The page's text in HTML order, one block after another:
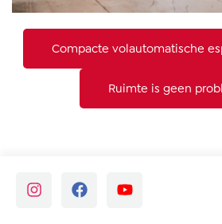
Compacte volautomatische
Ruimte is geen